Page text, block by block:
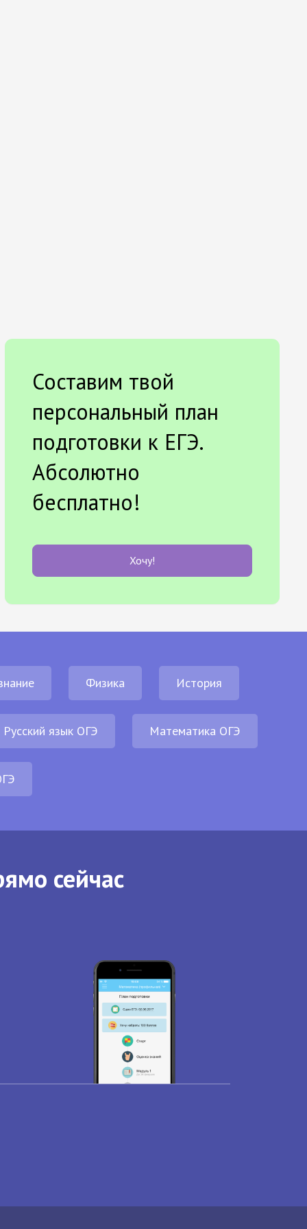
Составим твой
персональный план
подготовки к ЕГЭ.
Абсолютно
бесплатно!
Хочу!
Физика История
Русский язык ОГЭ Математика ОГЭ
сейчас